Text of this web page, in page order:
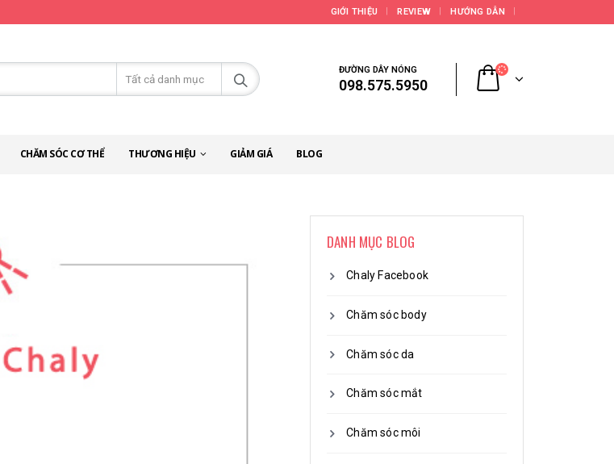
GIỚI THIỆU REVIEW HƯỚNG DẪN
ĐƯỜNG DÂY NÓNG
098.575.5950
CHĂM SÓC CƠ THỂ THƯƠNG HIỆU GIẢM GIÁ BLOG
DANH MỤC BLOG
Chaly Facebook
Chăm sóc body
Chăm sóc da
Chăm sóc mắt
Chăm sóc môi